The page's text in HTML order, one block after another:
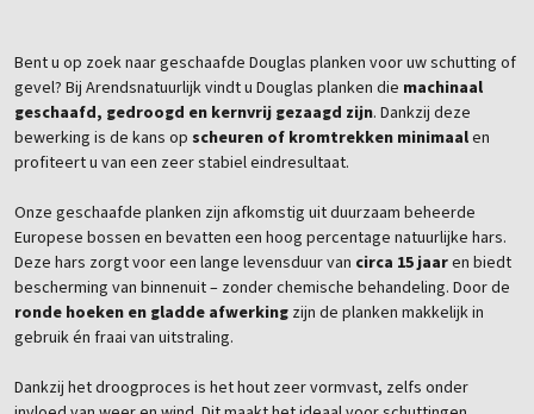
Bent u op zoek naar geschaafde Douglas planken voor uw schutting of
gevel? Bij Arendsnatuurlijk vindt u Douglas planken die machinaal
geschaafd, gedroogd en kernvrij gezaagd zijn. Dankzij deze
bewerking is de kans op scheuren of kromtrekken minimaalen
profiteert u van een zeer stabiel eindresultaat.
Onze geschaafde planken zijn afkomstig uit duurzaam beheerde
Europese bossen en bevatten een hoog percentage natuurlijke hars.
Deze hars zorgt voor een lange levensduur van circa 15 jaaren biedt
bescherming van binnenuit – zonder chemische behandeling. Door de
ronde hoeken en gladde afwerking zijn de planken makkelijk in
gebruik én fraai van uitstraling.
Dankzij het droogproces is het hout zeer vormvast, zelfs onder